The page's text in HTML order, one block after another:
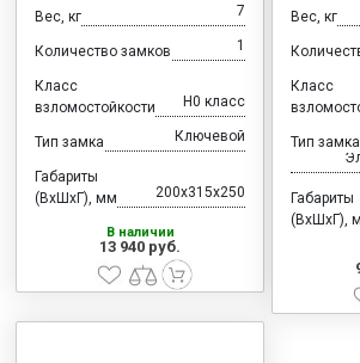
Вес, кг 7
Количество замков 1
Класс
взломостойкости
H0 класс
Тип замка Ключевой
Габариты
(ВхШхГ), мм
200x315x250
В наличии
13 940 руб.
Вес, кг
Класс
Тип замка
Габариты
(ВхШхГ),